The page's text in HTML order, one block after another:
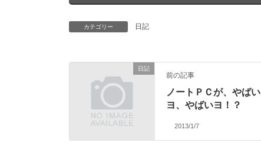
カテゴリー 日記
日記
前の記事
ノートＰＣが、やばい
ヨ、やばいヨ！？
2013/1/7